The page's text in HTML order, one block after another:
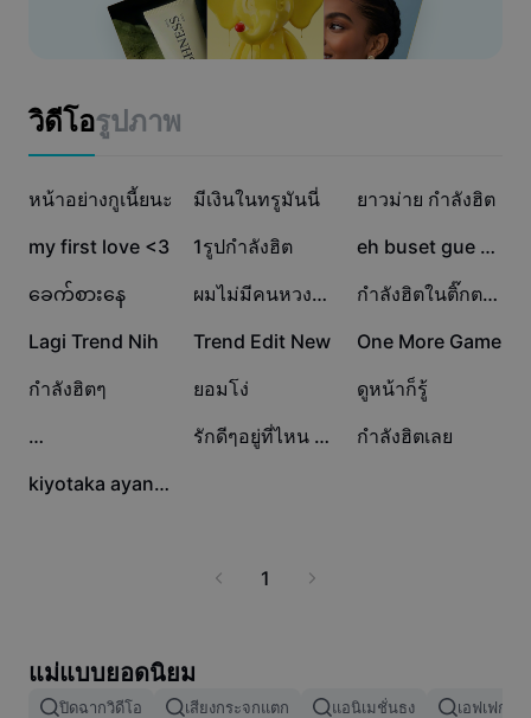
Nano Banana Pro
คำบรรยายอัตโนมัติ
แม่แบบคำบรรยาย
การจดจำคำพูด
ผสานรูปภาพ
กรณีการใช้งาน
การตลาด
อื่นๆ
แม่แบบเอฟเฟกต์
แม่แบบธุรกิจ
แม่แบบอุตสาหกรรม
แม่แบบรีแคป
โปรแกรม CapCut Creative Campus
ศูนย์ความเชื่อถือ
ศูนย์ช่วยเหลือ
ห้องข่าว
เกี่ยวกับเงื่อนไขการใช้บริการของ CapCut
Dreamina Seedance 2.0 Launch
คุณจะได้รับข้อมูลครบถ้วน ทันกระแส ใช้งานได้จริง เสริมความ
มั่นใจในการตัดสินใจ ค้นพบเทรนด์ปีนี้ก่อนใคร อัปเดตง่าย
เข้าใจเร็ว ตอบโจทย์การเปลี่ยนแปลงอย่างลงตัว คว้าโอกาสแห่ง
วิดีโอรูปภาพ
242.3K
หน้าอย่างกูเนี้ยนะ 230.5K
มีเงินในทรูมันนี่ 230.4K
ยาวม่าย กำลังฮิต
160.3K
my first love <3 159.1K
1รูปกำลังฮิต 145.5K eh buset gue kaget
96.8K
ခေက်စားနေ 46K ผมไม่มีคนหวงอยู่แล้ว 44.1K กำลังฮิตในติ๊กตอก
43.5K
Lagi Trend Nih 42.9K
Trend Edit New 42.4K
One More Game
32.9K
กำลังฮิตๆ 31.6K
ยอมโง่ 28.6K
ดูหน้าก็รู้
… 17.1K รักดีๆอยู่ที่ไหน 1รูป 1.7K
กำลังฮิตเลย
181 kiyotaka ayanokoji
1
แม่แบบยอดนิยม
ปิดฉากวิดีโอ เสียงกระจกแตก แอนิเมชั่นธง เอฟเฟกต์